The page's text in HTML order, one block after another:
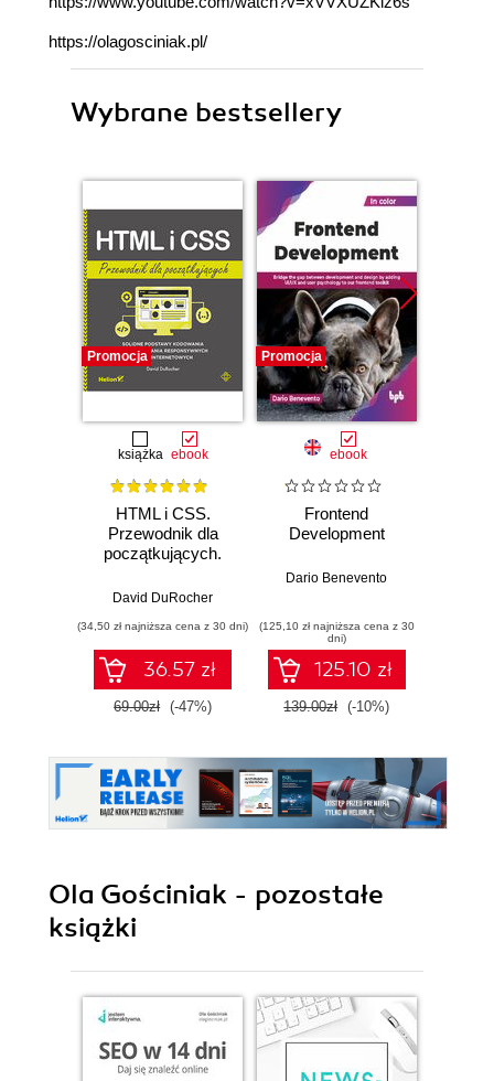
https://olagosciniak.pl/
Wybrane bestsellery
Promocja
książka ebook
HTML i CSS.
Przewodnik dla
początkujących.
kodowania i
responsywnych
stron
internetowych
David DuRocher
(34,50 zł najniższa cena z 30 dni)
36.57 zł
69.00zł (-47%)
Promocja
ebook
Frontend
Development
Dario Benevento
(125,10 zł najniższa cena z 30
dni)
125.10 zł
139.00zł (-10%)
Ola Gościniak - pozostałe
książki